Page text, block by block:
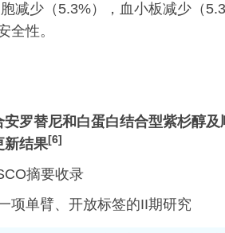
胞减少（5.3%），血小板减少（
全性。
安罗替尼和白蛋白结合型紫杉醇
新结果[6]
摘要收录
项单臂、开放标签的II期研究